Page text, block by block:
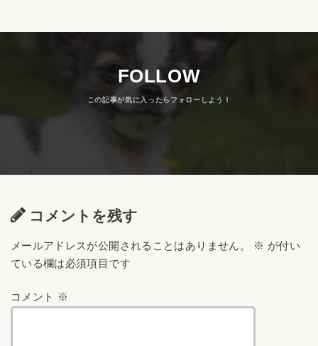
FOLLOW
コメントを残す
メールアドレスが公開されることはありません。 ※ が付い
ている欄は必須項目です
コメント ※